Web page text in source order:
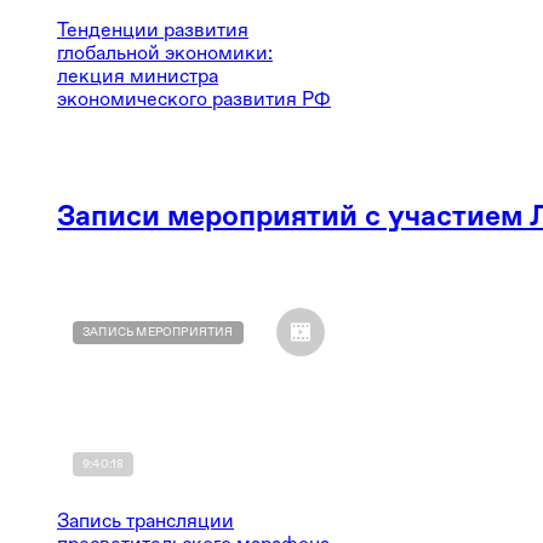
Тенденции развития
глобальной экономики:
лекция министра
экономического развития РФ
Записи мероприятий с участием
ЗАПИСЬ МЕРОПРИЯТИЯ
9:40:18
Запись трансляции